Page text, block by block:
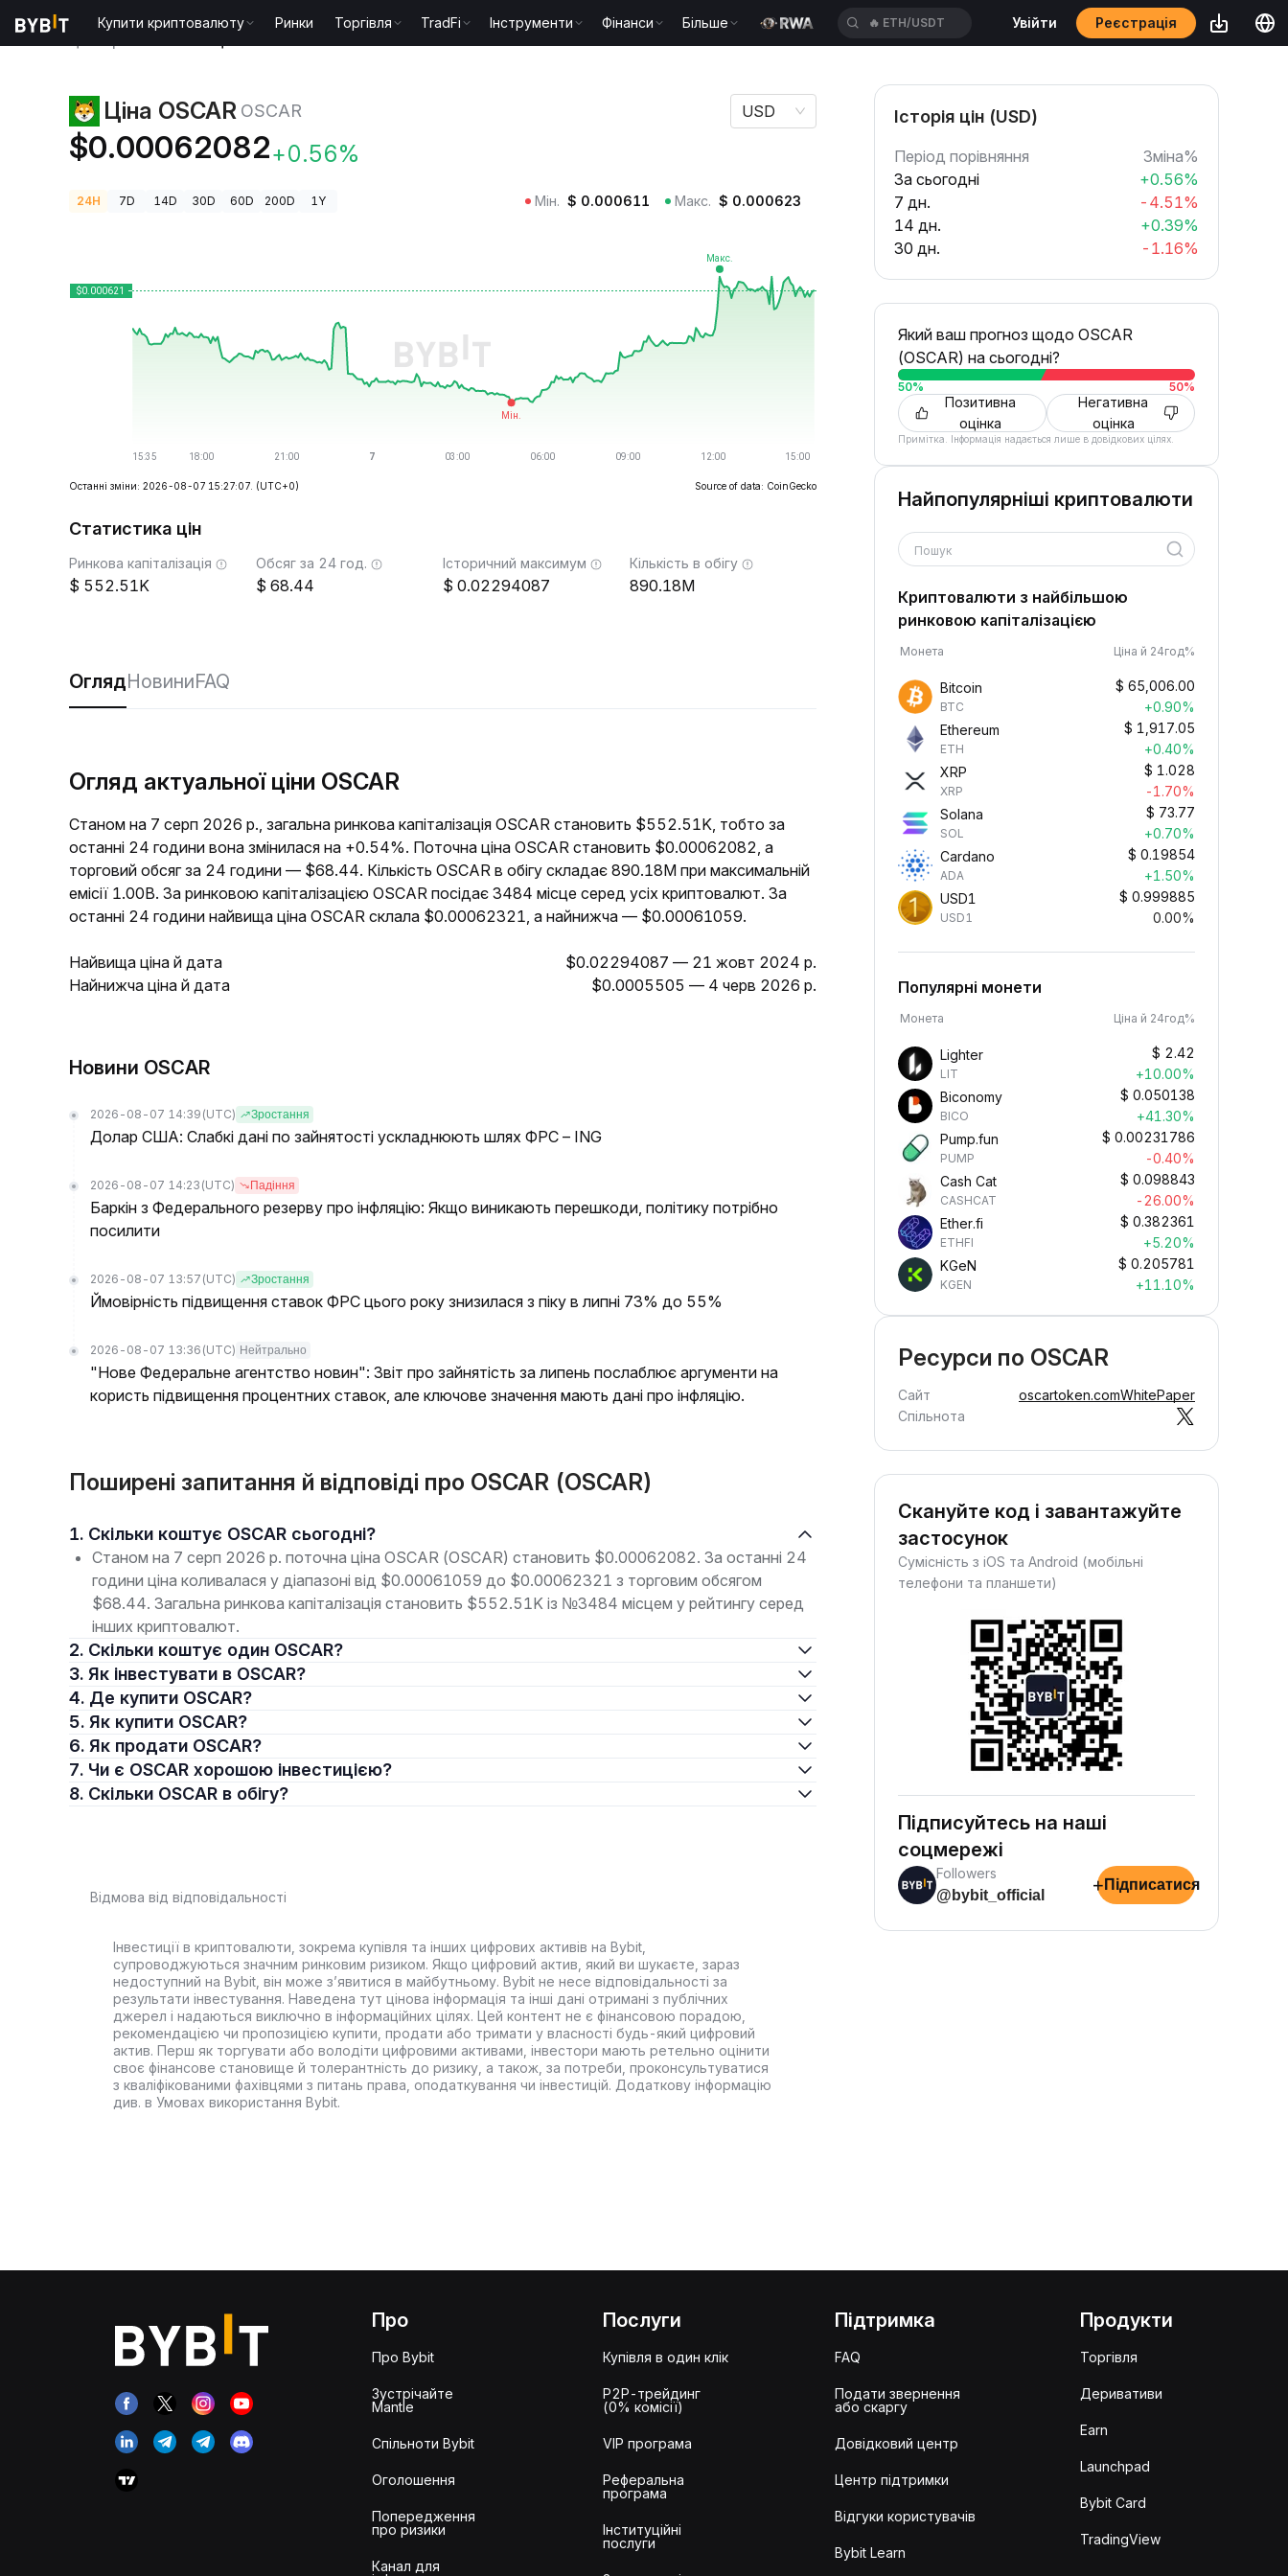
Купити криптовалюту Ринки Торгівля TradFi Інструменти Фінанси Більше 🔥 ETH/USDT Увійти Реєстрація
Ціна OSCAR OSCAR
$0.00062082+0.56%
USD
24H 7D 14D 30D 60D 200D 1Y Мін. $ 0.000611 Макс. $ 0.000623
Останні зміни: 2026-08-07 15:27:07. (UTC+0) Source of data: CoinGecko
Статистика цін
Ринкова капіталізація
552.51K
Обсяг за 24 год.
68.44
Історичний максимум
0.02294087
Кількість в обігу
890.18M
ОглядНовиниFAQ
Огляд актуальної ціни OSCAR
Станом на 7 серп 2026 р., загальна ринкова капіталізація OSCAR становить $552.51K, тобто за
останні 24 години вона змінилася на +0.54%. Поточна ціна OSCAR становить $0.00062082, а
торговий обсяг за 24 години — $68.44. Кількість OSCAR в обігу складає 890.18M при максимальній
емісії 1.00B. За ринковою капіталізацією OSCAR посідає 3484 місце серед усіх криптовалют. За
останні 24 години найвища ціна OSCAR склала $0.00062321, а найнижча — $0.00061059.
Найвища ціна й дата
$0.02294087 — 21 жовт 2024 р.
Найнижча ціна й дата
$0.0005505 — 4 черв 2026 р.
Новини OSCAR
2026-08-07 14:39 (UTC) Зростання
Долар США: Слабкі дані по зайнятості ускладнюють шлях ФРС – ING
2026-08-07 14:23 (UTC) Падіння
Баркін з Федерального резерву про інфляцію: Якщо виникають перешкоди, політику потрібно
посилити
2026-08-07 13:57 (UTC) Зростання
Ймовірність підвищення ставок ФРС цього року знизилася з піку в липні 73% до 55%
2026-08-07 13:36 (UTC) Нейтрально
"Нове Федеральне агентство новин": Звіт про зайнятість за липень послаблює аргументи на
користь підвищення процентних ставок, але ключове значення мають дані про інфляцію.
Поширені запитання й відповіді про OSCAR (OSCAR)
1. Скільки коштує OSCAR сьогодні?
Станом на 7 серп 2026 р. поточна ціна OSCAR (OSCAR) становить $0.00062082. За останні 24
години ціна коливалася у діапазоні від $0.00061059 до $0.00062321 з торговим обсягом
$68.44. Загальна ринкова капіталізація становить $552.51K із №3484 місцем у рейтингу серед
інших криптовалют.
2. Скільки коштує один OSCAR?
3. Як інвестувати в OSCAR?
4. Де купити OSCAR?
5. Як купити OSCAR?
6. Як продати OSCAR?
7. Чи є OSCAR хорошою інвестицією?
8. Скільки OSCAR в обігу?
Відмова від відповідальності
Інвестиції в криптовалюти, зокрема купівля та інших цифрових активів на Bybit,
супроводжуються значним ринковим ризиком. Якщо цифровий актив, який ви шукаєте, зараз
недоступний на Bybit, він може з’явитися в майбутньому. Bybit не несе відповідальності за
результати інвестування. Наведена тут цінова інформація та інші дані отримані з публічних
джерел і надаються виключно в інформаційних цілях. Цей контент не є фінансовою порадою,
рекомендацією чи пропозицією купити, продати або тримати у власності будь-який цифровий
актив. Перш як торгувати або володіти цифровими активами, інвестори мають ретельно оцінити
своє фінансове становище й толерантність до ризику, а також, за потреби, проконсультуватися
з кваліфікованими фахівцями з питань права, оподаткування чи інвестицій. Додаткову інформацію
див. в Умовах використання Bybit.
Історія цін (USD)
Період порівняння
Зміна%
За сьогодні
+0.56%
7 дн.
-4.51%
14 дн.
+0.39%
30 дн.
-1.16%
Який ваш прогноз щодо OSCAR
(OSCAR) на сьогодні?
50% 50%
Позитивна
оцінка
Негативна
оцінка
Примітка. Інформація надається лише в довідкових цілях.
Найпопулярніші криптовалюти
Пошук
Криптовалюти з найбільшою
ринковою капіталізацією
Монета Ціна й 24год%
Bitcoin
BTC
$ 65,006.00
+0.90%
Ethereum
ETH
$ 1,917.05
+0.40%
XRP
XRP
$ 1.028
-1.70%
Solana
SOL
$ 73.77
+0.70%
Cardano
ADA
$ 0.19854
+1.50%
USD1
USD1
$ 0.999885
0.00%
Популярні монети
Монета Ціна й 24год%
Lighter
LIT
$ 2.42
+10.00%
Biconomy
BICO
$ 0.050138
+41.30%
Pump.fun
PUMP
$ 0.00231786
-0.40%
Cash Cat
CASHCAT
$ 0.098843
-26.00%
Ether.fi
ETHFI
$ 0.382361
+5.20%
KGeN
KGEN
$ 0.205781
+11.10%
Ресурси по OSCAR
Сайт oscartoken.comWhitePaper
Спільнота
Скануйте код і завантажуйте
застосунок
Сумісність з iOS та Android (мобільні
телефони та планшети)
Підписуйтесь на наші
соцмережі
Followers
@bybit_official
+ Підписатися
Про
Про Bybit
Зустрічайте
Mantle
Спільноти Bybit
Оголошення
Попередження
про ризики
Канал для
Послуги
Купівля в один клік
P2P-трейдинг
(0% комісії)
VIP програма
Реферальна
програма
Інституційні
послуги
Підтримка
FAQ
Подати звернення
або скаргу
Довідковий центр
Центр підтримки
Відгуки користувачів
Bybit Learn
Продукти
Торгівля
Деривативи
Earn
Launchpad
Bybit Card
TradingView